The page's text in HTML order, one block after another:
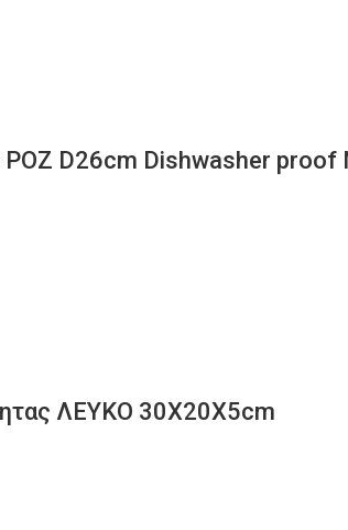
D26cm Dishwasher
ΛΕΥΚΟ 30Χ20Χ5cm